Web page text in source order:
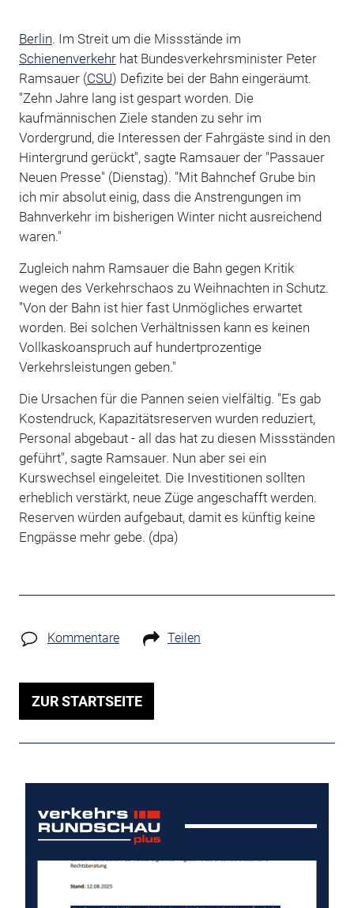
Berlin. Im Streit um die Missstände im
Schienenverkehrhat Bundesverkehrsminister Peter
Ramsauer (CSU) Defizite bei der Bahn eingeräumt.
"Zehn Jahre lang ist gespart worden. Die
kaufmännischen Ziele standen zu sehr im
Vordergrund, die Interessen der Fahrgäste sind in den
Hintergrund gerückt", sagte Ramsauer der "Passauer
Neuen Presse" (Dienstag). "Mit Bahnchef Grube bin
ich mir absolut einig, dass die Anstrengungen im
Bahnverkehr im bisherigen Winter nicht ausreichend
waren."
Zugleich nahm Ramsauer die Bahn gegen Kritik
wegen des Verkehrschaos zu Weihnachten in Schutz.
"Von der Bahn ist hier fast Unmögliches erwartet
worden. Bei solchen Verhältnissen kann es keinen
Vollkaskoanspruch auf hundertprozentige
Verkehrsleistungen geben."
Die Ursachen für die Pannen seien vielfältig. "Es gab
Kostendruck, Kapazitätsreserven wurden reduziert,
Personal abgebaut - all das hat zu diesen Missständen
geführt", sagte Ramsauer. Nun aber sei ein
Kurswechsel eingeleitet. Die Investitionen sollten
erheblich verstärkt, neue Züge angeschafft werden.
Reserven würden aufgebaut, damit es künftig keine
Engpässe mehr gebe. (dpa)
Kommentare Teilen
ZUR STARTSEITE